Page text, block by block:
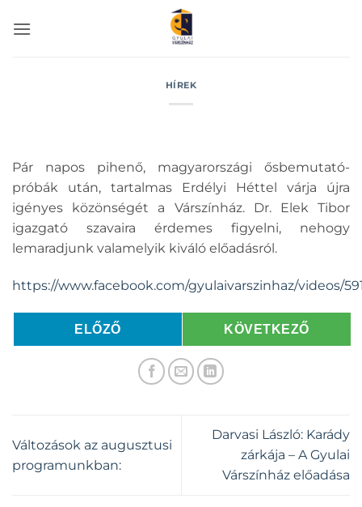
HÍREK
Pár napos pihenő, magyarországi ősbemutató-
próbák után, tartalmas Erdélyi Héttel várja újra
igényes közönségét a Várszínház. Dr. Elek Tibor
igazgató szavaira érdemes figyelni, nehogy
lemaradjunk valamelyik kiváló előadásról.
https://www.facebook.com/gyulaivarszinhaz/videos/
ELŐZŐ KÖVETKEZŐ
Változások az augusztusi
programunkban:
Darvasi László: Karády
zárkája – A Gyulai
Várszínház előadása